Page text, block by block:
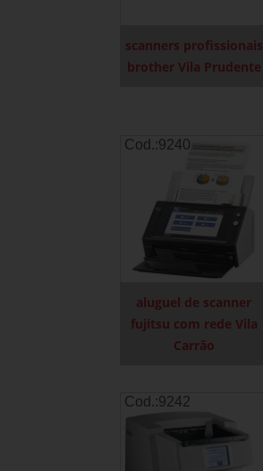
scanners profissionais
brother Vila Prudente
Cod.:9240
aluguel de scanner
fujitsu com rede Vila
Carrão
Cod.:9242